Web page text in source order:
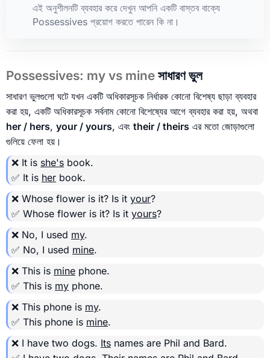
এই অনুশীলনটি ব্যবহার করে দেখুন আপনি একটি বাস্তব বাক্যে
Possessives প্রয়োগ করতে পারেন কি না।
Possessives: my vs mine সাধারণ ভুল
সাধারণ ভুলগুলো ঘটে যখন একটি অধিকারসূচক নির্ধারক কোনো বিশেষ্য ছাড়া ব্যবহার
করা হয়, একটি অধিকারসূচক সর্বনাম কোনো বিশেষ্যের আগে ব্যবহার করা হয়, অথবা
her / hers, your / yours, এবং their / theirs এর মতো জোড়াগুলো
গুলিয়ে ফেলা হয়।
❌ It is she's book.
✅ It is her book.
❌ Whose flower is it? Is it your?
✅ Whose flower is it? Is it yours?
❌ No, I used my.
✅ No, I used mine.
❌ This is mine phone.
✅ This is my phone.
❌ This phone is my.
✅ This phone is mine.
❌ I have two dogs. Its names are Phil and Bard.